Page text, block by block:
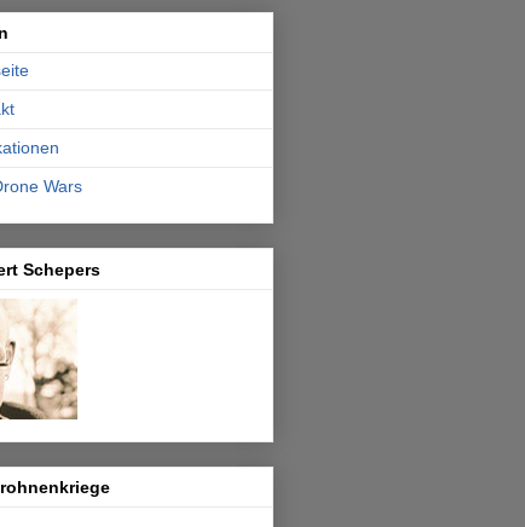
Wars
Schepers